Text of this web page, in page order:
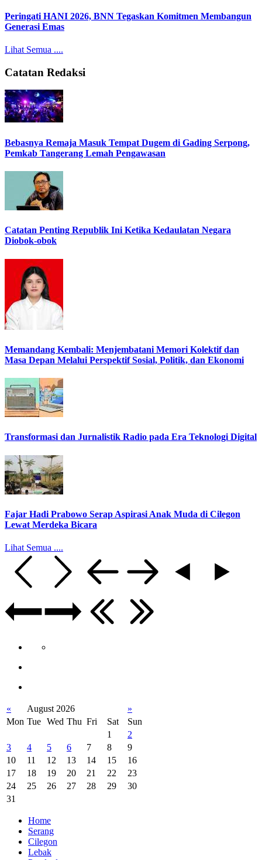
Peringati HANI 2026, BNN Tegaskan Komitmen Membangun
Generasi Emas
Lihat Semua ....
Catatan Redaksi
Bebasnya Remaja Masuk Tempat Dugem di Gading Serpong,
Pemkab Tangerang Lemah Pengawasan
Catatan Penting Republik Ini Ketika Kedaulatan Negara
Diobok-obok
Memandang Kembali: Menjembatani Memori Kolektif dan
Masa Depan Melalui Perspektif Sosial, Politik, dan Ekonomi
Transformasi dan Jurnalistik Radio pada Era Teknologi Digital
Fajar Hadi Prabowo Serap Aspirasi Anak Muda di Cilegon
Lewat Merdeka Bicara
Lihat Semua ....
« August 2026
»
Mon Tue Wed Thu Fri Sat
Sun
1
2
3
4 5 6 7 8
9
10
11 12 13 14 15
16
17
18 19 20 21 22
23
24
25 26 27 28 29
30
31
Home
Serang
Cilegon
Lebak